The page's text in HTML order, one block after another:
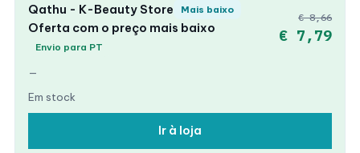
Qathu - K-Beauty Store Mais baixo
Oferta com o preço mais baixo
Envio para PT
—
Em stock
€ 8,66
€ 7,79
Ir à loja